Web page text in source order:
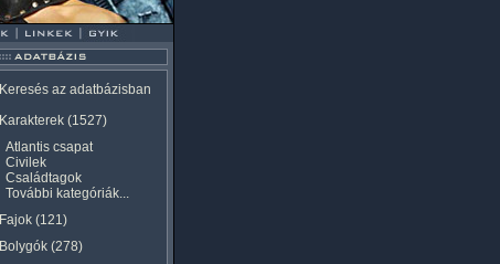
Keresés az adatbázisban
Karakterek (1527)
Atlantis csapat
Civilek
Családtagok
További kategóriák...
Fajok (121)
Bolygók (278)